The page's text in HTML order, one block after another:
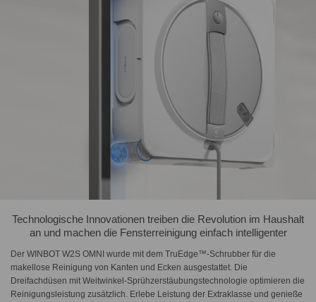
Technologische Innovationen treiben die Revolution im Haushalt
an und machen die Fensterreinigung einfach intelligenter
Der WINBOT W2S OMNI wurde mit dem TruEdge™-Schrubber für die
makellose Reinigung von Kanten und Ecken ausgestattet. Die
Dreifachdüsen mit Weitwinkel-Sprühzerstäubungstechnologie optimieren die
Reinigungsleistung zusätzlich. Erlebe Leistung der Extraklasse und genieße